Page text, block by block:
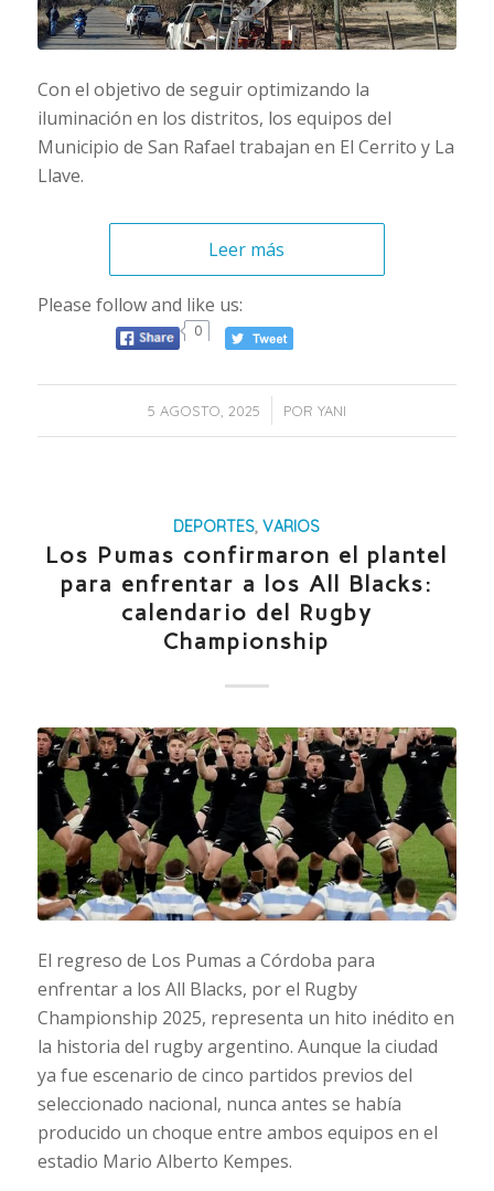
Con el objetivo de seguir optimizando la
iluminación en los distritos, los equipos del
Municipio de San Rafael trabajan en El Cerrito y La
Llave.
Leer más
Please follow and like us:
0
5 AGOSTO, 2025
/ POR YANI
DEPORTES,VARIOS
Los Pumas confirmaron el plantel
para enfrentar a los All Blacks:
calendario del Rugby
Championship
El regreso de Los Pumas a Córdoba para
enfrentar a los All Blacks, por el Rugby
Championship 2025, representa un hito inédito en
la historia del rugby argentino. Aunque la ciudad
ya fue escenario de cinco partidos previos del
seleccionado nacional, nunca antes se había
producido un choque entre ambos equipos en el
estadio Mario Alberto Kempes.